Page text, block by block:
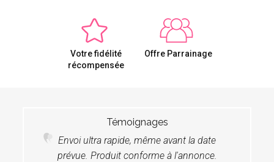
Votre fidélité
récompensée
Offre Parrainage
Témoignages
Envoi ultra rapide, même avant la date
prévue. Produit conforme à l'annonce.